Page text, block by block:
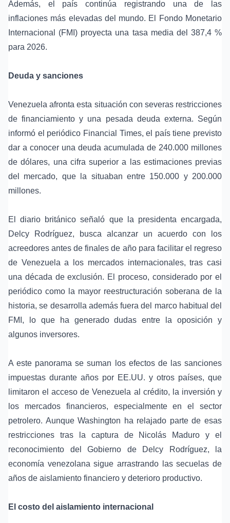
Además, el país continúa registrando una de las
inflaciones más elevadas del mundo. El Fondo Monetario
Internacional (FMI) proyecta una tasa media del 387,4 %
para 2026.
Deuda y sanciones
Venezuela afronta esta situación con severas restricciones
de financiamiento y una pesada deuda externa. Según
informó el periódico Financial Times, el país tiene previsto
dar a conocer una deuda acumulada de 240.000 millones
de dólares, una cifra superior a las estimaciones previas
del mercado, que la situaban entre 150.000 y 200.000
millones.
El diario británico señaló que la presidenta encargada,
Delcy Rodríguez, busca alcanzar un acuerdo con los
acreedores antes de finales de año para facilitar el regreso
de Venezuela a los mercados internacionales, tras casi
una década de exclusión. El proceso, considerado por el
periódico como la mayor reestructuración soberana de la
historia, se desarrolla además fuera del marco habitual del
FMI, lo que ha generado dudas entre la oposición y
algunos inversores.
A este panorama se suman los efectos de las sanciones
impuestas durante años por EE.UU. y otros países, que
limitaron el acceso de Venezuela al crédito, la inversión y
los mercados financieros, especialmente en el sector
petrolero. Aunque Washington ha relajado parte de esas
restricciones tras la captura de Nicolás Maduro y el
reconocimiento del Gobierno de Delcy Rodríguez, la
economía venezolana sigue arrastrando las secuelas de
años de aislamiento financiero y deterioro productivo.
El costo del aislamiento internacional